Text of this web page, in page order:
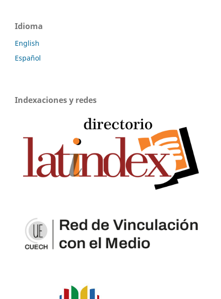
Idioma
English
Español
Indexaciones y redes